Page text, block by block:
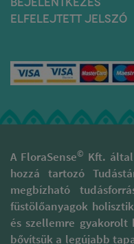
ELFELEJTETT JELSZÓ
A FloraSense© Kft.
hozzá tartozó
megbízható
füstölőanyagok
és szellemre gyakorolt
bővítsük a legújabb